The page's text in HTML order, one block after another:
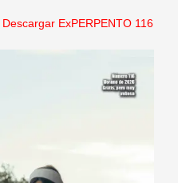
Descargar ExPERPENTO 116